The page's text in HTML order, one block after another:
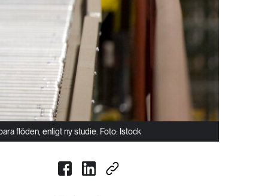
flöden, enligt ny studie. Foto: Istock